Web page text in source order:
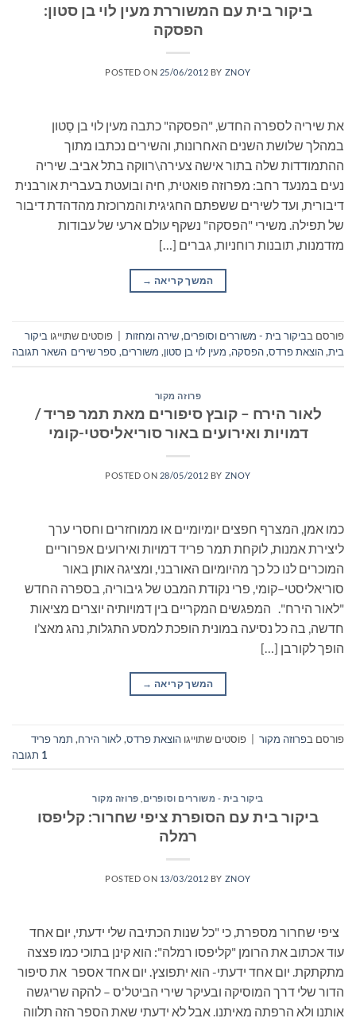
ביקור בית עם המשוררת מעין לוי בן סטון:
הפסקה
POSTED ON 25/06/2012 BY ZNOY
את שיריה לספרה החדש, "הפסקה" כתבה מעין לוי בן סֶטון
במהלך שלושת השנים האחרונות, והשירים נכתבו מתוך
ההתמודדות שלה בתור אישה צעירה\רווקה בתל אביב. שיריה
נעים במנעד רחב: מפרוזה פואטית, חיה ובועטת בעברית אורבנית
דיבורית, ועד לשירים ששפתם החגיגית והמרוכזת מהדהדת דיבור
של תפילה. משירי "הפסקה" נשקף עולם ארעי של עבודות
מזדמנות, תובנות רוחניות, גברים […]
המשך קריאה →
פורסם בביקור בית - משוררים וסופרים,שירה ומחזות פוסטים שתוייגו ביקור
בית,הוצאת פרדס,הפסקה, מעין לוי בן סטון, משוררים, ספר שירים השאר תגובה
פרוזה מקור
לאור הירח – קובץ סיפורים מאת תמר פריד /
דמויות ואירועים באור סוריאליסטי-קומי
POSTED ON 28/05/2012 BY ZNOY
כמו אמן, המצרף חפצים יומיומיים או ממוחזרים וחסרי ערך
ליצירת אמנות, לוקחת תמר פריד דמויות ואירועים אפרוריים
המוכרים לנו כל כך מהיומיום האורבני, ומציגה אותן באור
סוריאליסטי–קומי, פרי נקודת המבט של גיבוריה, בספרה החדש
"לאור הירח". המפגשים המקריים בין דמויותיה יוצרים מציאות
חדשה, בה כל נסיעה במונית הופכת למסע התגלות, נהג מאצ’ו
הופך לקורבן […]
המשך קריאה →
פורסם בפרוזה מקור | פוסטים שתוייגו הוצאת פרדס,לאור הירח, תמר פריד
1 תגובה
ביקור בית - משוררים וסופרים פרוזה מקור
ביקור בית עם הסופרת ציפי שחרור: קליפסו
רמלה
POSTED ON 13/03/2012 BY ZNOY
ציפי שחרור מספרת, כי "כל שנות הכתיבה שלי ידעתי, יום אחד
עוד אכתוב את הרומן "קליפסו רמלה": הוא קינן בתוכי כמו פצצה
מתקתקת. יום אחד ידעתי- הוא יתפוצץ. יום אחד אספר את סיפור
הדור שלי דרך המוסיקה ובעיקר שירי הביטל'ס – להקה שריגשה
אותנו ולא הרפתה מאיתנו. אבל לא ידעתי שאת הספר הזה תלווה